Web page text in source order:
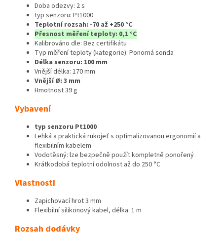
Doba odezvy: 2 s
typ senzoru: Pt1000
Teplotní rozsah: -70 až +250 °C
Přesnost měření teploty: 0,1 °C
Kalibrováno dle: Bez certifikátu
Typ měření teploty (kategorie): Ponorná sonda
Délka senzoru: 100 mm
Vnější délka: 170 mm
Vnější Ø: 3 mm
Hmotnost 39 g
Vybavení
typ senzoru Pt1000
Lehká a praktická rukojeť s optimalizovanou ergonomií a
flexibilním kabelem
Vodotěsný: lze bezpečně použít kompletně ponořený
Krátkodobá teplotní odolnost až do 250 °C
Vlastnosti
Zapichovací hrot 3 mm
Flexibilní silikonový kabel, délka: 1 m
Rozsah dodávky